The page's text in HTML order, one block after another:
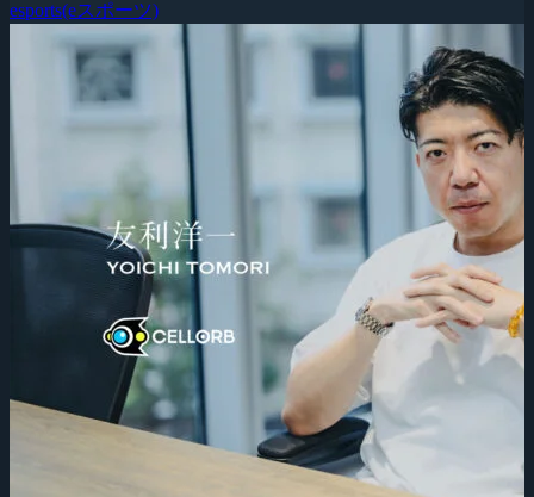
esports(eスポーツ)